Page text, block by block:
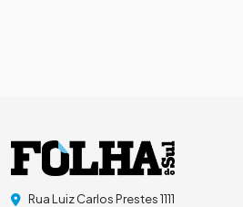
Rua Luiz Carlos Prestes 1111